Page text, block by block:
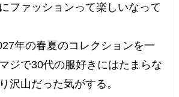
ファッションって楽しいなって
年の春夏のコレクションを一
ジで30代の服好きにはたまらな
沢山だった気がする。